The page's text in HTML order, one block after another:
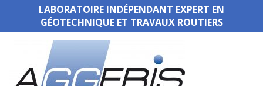
LABORATOIRE INDÉPENDANT EXPERT EN
GÉOTECHNIQUE ET TRAVAUX ROUTIERS